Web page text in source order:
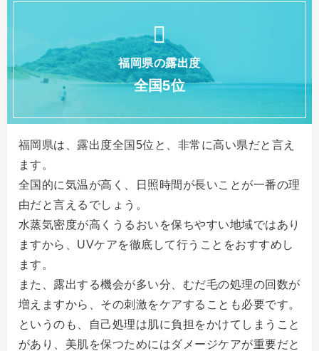
福岡県の露出度
全国5位
福岡県は、露出度全国5位と、非常に高い県だと言え
ます。
全国的に気温が高く、日照時間が長いことが一番の理
由だと言えるでしょう。
水蒸気密度が高くうるおいを保ちやすい地域ではあり
ますから、UVケアを徹底して行うことをおすすめし
ます。
また、露出する機会が多い分、むだ毛の処理の回数が
増えますから、その刺激をケアすることも必要です。
というのも、自己処理は肌に負担をかけてしまうこと
があり、美肌を保つためにはダメージケアが重要だと